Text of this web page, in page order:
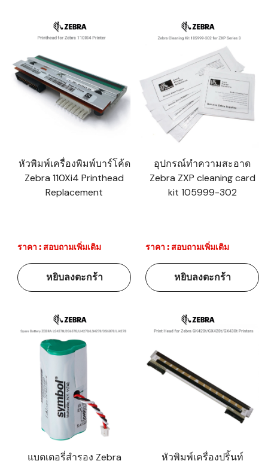
หัวพิมพ์เครื่องพิมพ์บาร์โค้ด
Zebra 110Xi4 Printhead
Replacement
ราคา : สอบถามเพิ่มเติม
หยิบลงตะกร้า
อุปกรณ์ทำความสะอาด
Zebra ZXP cleaning card
kit 105999-302
ราคา : สอบถามเพิ่มเติม
หยิบลงตะกร้า
แบตเตอรี่สำรอง Zebra
หัวพิมพ์เครื่องปริ้นท์